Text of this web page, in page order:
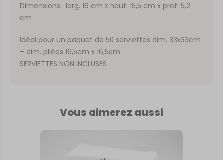
Dimensions : larg. 16 cm x haut. 15,5 cm x prof. 5,2
cm
Idéal pour un paquet de 50 serviettes dim. 33x33cm
– dim. pliées 16,5cm x 16,5cm
SERVIETTES NON INCLUSES
Vous aimerez aussi